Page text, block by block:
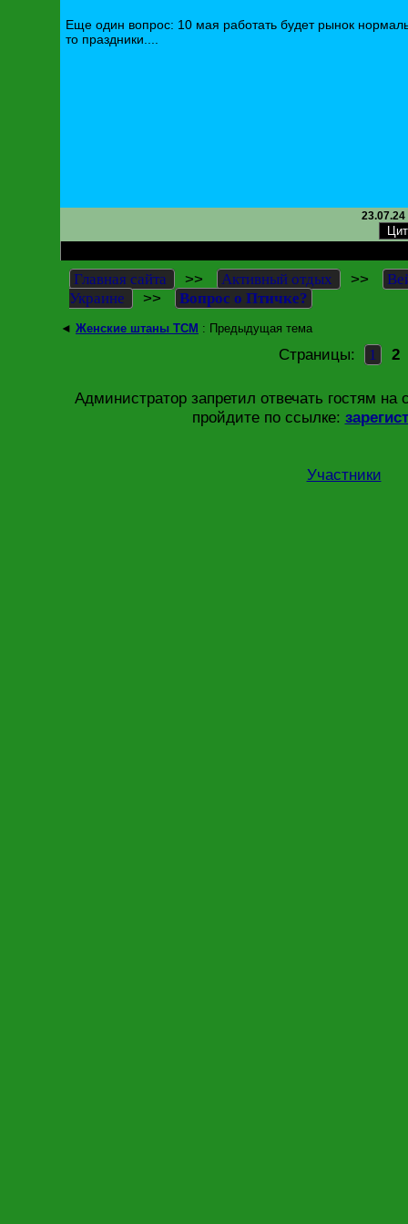
Еще один вопрос: 10 мая работать будет рынок
то праздники....
Главная сайта >> Активный отдых >>
Украине
>> Вопрос о Птичке?
◄ Женские штаны ТСМ : Предыдущая тема
Страницы: 1 2
Администратор запретил отвечать гостям
пройдите по ссылке:
Участники